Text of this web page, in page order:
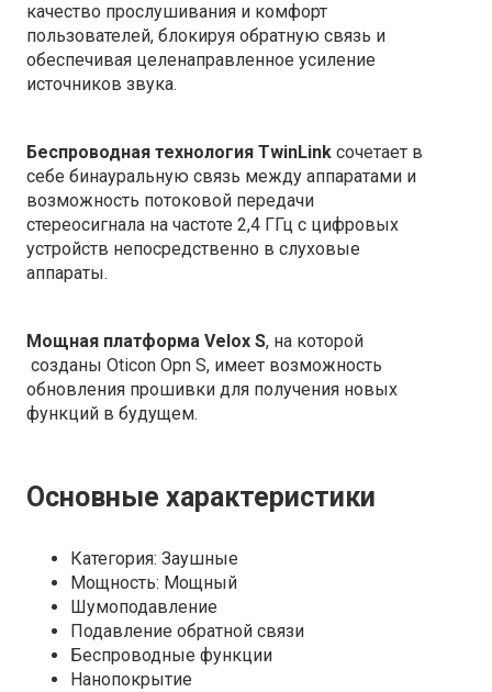
качество прослушивания и комфорт
пользователей, блокируя обратную связь и
обеспечивая целенаправленное усиление
источников звука.
Беспроводная технология TwinLink сочетает в
себе бинауральную связь между аппаратами и
возможность потоковой передачи
стереосигнала на частоте 2,4 ГГц с цифровых
устройств непосредственно в слуховые
аппараты.
Мощная платформа Velox S, на которой
созданы Oticon Opn S, имеет возможность
обновления прошивки для получения новых
функций в будущем.
Основные характеристики
Категория: Заушные
Мощность: Мощный
Шумоподавление
Подавление обратной связи
Беспроводные функции
Нанопокрытие